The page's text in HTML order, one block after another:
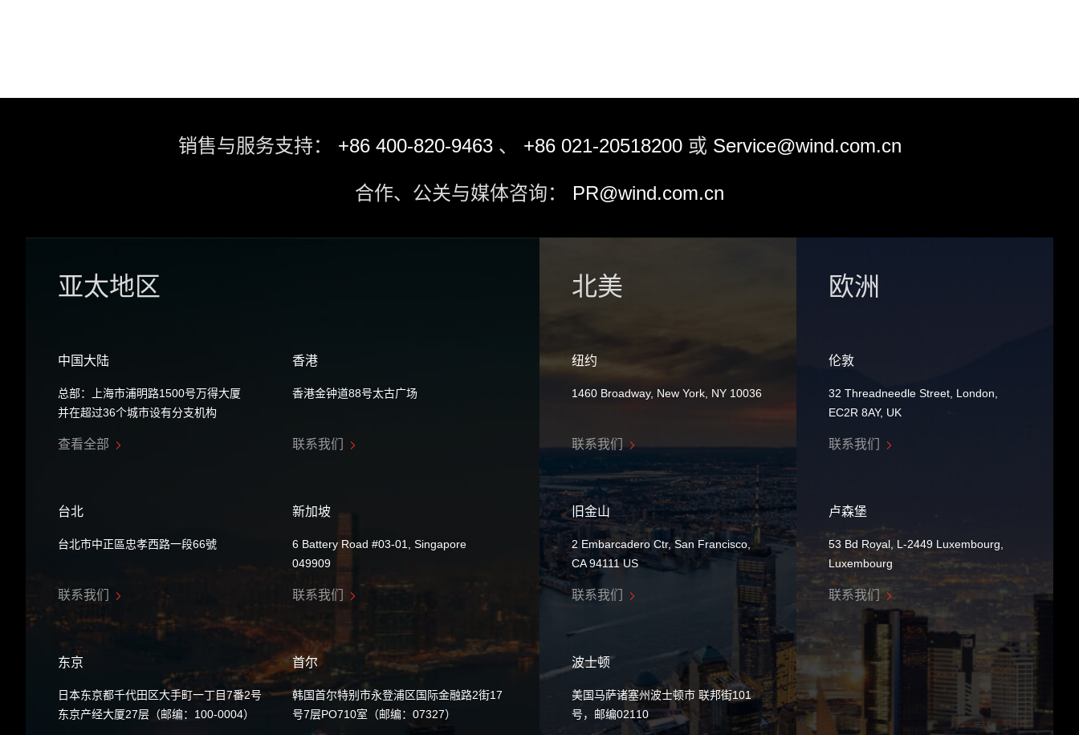
销售与服务支持： +86 400-820-9463 、 +86 021-20518200 或 Service@wind.com.cn
合作、公关与媒体咨询： PR@wind.com.cn
亚太地区
中国大陆
总部：上海市浦明路1500号万得大厦
并在超过36个城市设有分支机构
查看全部
香港
香港金钟道88号太古广场
联系我们
台北
台北市中正區忠孝西路一段66號
联系我们
新加坡
6 Battery Road #03-01, Singapore
049909
联系我们
东京
日本东京都千代田区大手町一丁目7番2号
东京产经大厦27层（邮编：100-0004）
首尔
韩国首尔特别市永登浦区国际金融路2街17
号7层PO710室（邮编：07327）
北美
纽约
1460 Broadway, New York, NY 10036
联系我们
旧金山
2 Embarcadero Ctr, San Francisco,
CA 94111 US
联系我们
波士顿
美国马萨诸塞州波士顿市 联邦街101
号，邮编02110
欧洲
伦敦
32 Threadneedle Street, London,
EC2R 8AY, UK
联系我们
卢森堡
53 Bd Royal, L-2449 Luxembourg,
Luxembourg
联系我们